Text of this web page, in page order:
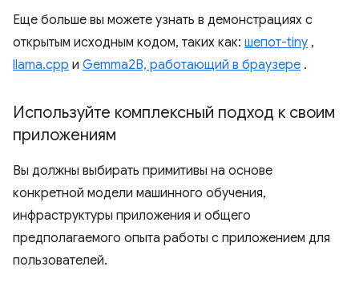
Еще больше вы можете узнать в демонстрациях с
открытым исходным кодом, таких как: шепот-tiny ,
llama.cpp и Gemma2B, работающий в браузере .
Используйте комплексный подход к своим
приложениям
Вы должны выбирать примитивы на основе
конкретной модели машинного обучения,
инфраструктуры приложения и общего
предполагаемого опыта работы с приложением для
пользователей.